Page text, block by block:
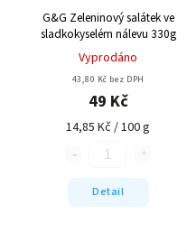
G&G Zeleninový salátek ve
sladkokyselém nálevu 330g
Vyprodáno
43,80 Kč bez DPH
49 Kč
14,85 Kč / 100 g
Detail